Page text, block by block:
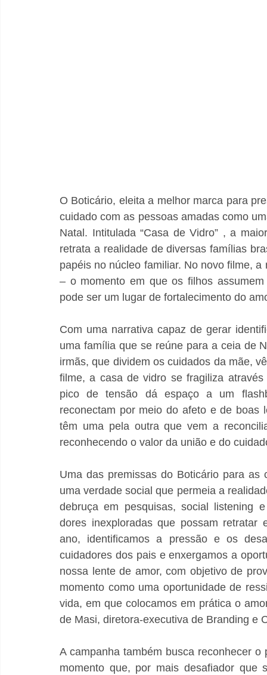
O Boticário, eleita a melhor marca para
cuidado com as pessoas amadas como
Natal. Intitulada “Casa de Vidro” , a
retrata a realidade de diversas famílias
papéis no núcleo familiar. No novo filme,
– o momento em que os filhos
pode ser um lugar de fortalecimento do
Com uma narrativa capaz de gerar
uma família que se reúne para a ceia de
irmãs, que dividem os cuidados da mãe,
filme, a casa de vidro se fragiliza
pico de tensão dá espaço a um
reconectam por meio do afeto e de boas
têm uma pela outra que vem a
reconhecendo o valor da união e do
Uma das premissas do Boticário para
uma verdade social que permeia a
debruça em pesquisas, social listening
dores inexploradas que possam retratar
ano, identificamos a pressão e os
cuidadores dos pais e enxergamos a
nossa lente de amor, com objetivo de
momento como uma oportunidade de
vida, em que colocamos em prática o
de Masi, diretora-executiva de Branding e
A campanha também busca reconhecer
momento que, por mais desafiador